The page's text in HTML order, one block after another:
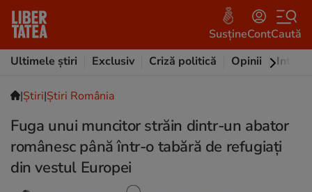
SusțineContCaută
Ultimele știri
Exclusiv Criză politică Opinii
|Ştiri|Știri România
Fuga unui muncitor străin dintr-un abator
românesc până într-o tabără de refugiați
din vestul Europei